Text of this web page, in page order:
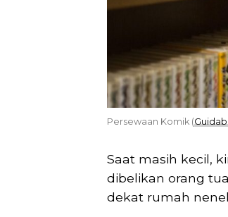
Persewaan Komik (
Saat masih kecil,
dibelikan orang
dekat rumah